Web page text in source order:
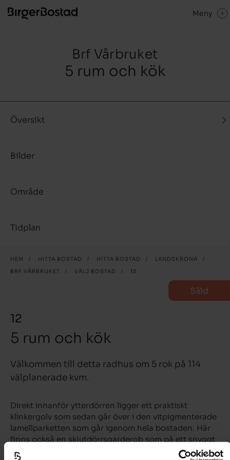
Meny
Brf Vårbruket
5 rum och kök
Översikt
Bilder
Område
Tidplan
HEM / HITTA BOSTAD / HITTA BOSTAD / LANDSKRONA
/
BRF VÅRBRUKET
/ VÄLJ BOSTAD / 12
Såld
12
5 rum och kök
Välkommen till detta radhus om 5 rok på 114
välplanerade kvm.
Direkt innanför ytterdörren ligger ett praktiskt
klinkergolv som sedan går över i den vitpigmenterade
lamellparketten som går igenom hela bostaden. Här
finns också en skjutdörrsgarderob som på ett snyggt
sätt döljer dina ytterkläder.